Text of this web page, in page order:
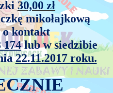
30,00 zł
mikołajkową
kontakt
174lub w siedzibie
22.11.2017 roku.